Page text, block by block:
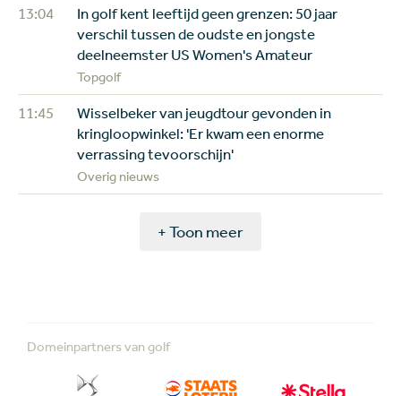
13:04
In golf kent leeftijd geen grenzen: 50 jaar
verschil tussen de oudste en jongste
deelneemster US Women's Amateur
Topgolf
11:45
Wisselbeker van jeugdtour gevonden in
kringloopwinkel: 'Er kwam een enorme
verrassing tevoorschijn'
Overig nieuws
+ Toon meer
Domeinpartners van golf